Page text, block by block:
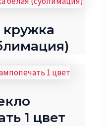
1 цвет